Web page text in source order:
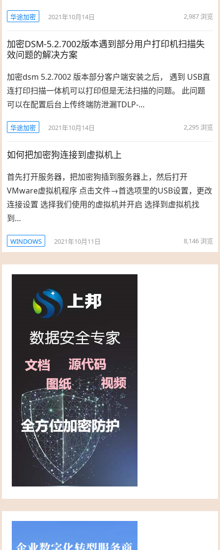
华途加密 2021年10月14日 2,987浏览
加密DSM-5.2.7002版本遇到部分用户打印机扫描失
效问题的解决方案
加密dsm 5.2.7002 版本部分客户端安装之后， 遇到 USB直
连打印扫描一体机可以打印但是无法扫描的问题。 此问题
可以在配置后台上传终端防泄漏TDLP-…
华途加密 2021年10月14日 2,295浏览
如何把加密狗连接到虚拟机上
首先打开服务器，把加密狗插到服务器上，然后打开
VMware虚拟机程序 点击文件→首选项里的USB设置，更改
连接设置 选择我们使用的虚拟机并开启 选择到虚拟机找
到…
WINDOWS 2021年10月11日 8,146浏览